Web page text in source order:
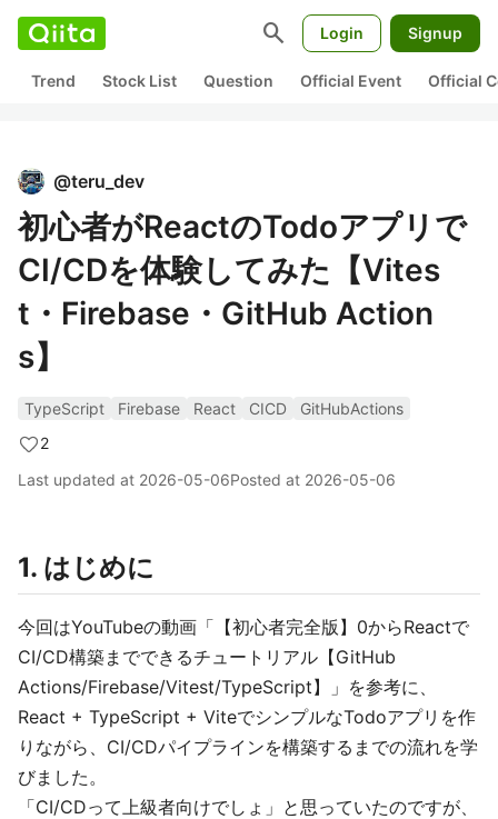
search Login Signup
Trend Stock List Question Official Event Official
@teru_dev
初心者がReactのTodoアプリで
CI/CDを体験してみた【Vites
t・Firebase・GitHub Action
s】
TypeScript Firebase React CICD
GitHubActions
2
Last updated at 2026-05-06Posted at 2026-05-06
1. はじめに
今回はYouTubeの動画「【初心者完全版】0からReactで
CI/CD構築までできるチュートリアル【GitHub
Actions/Firebase/Vitest/TypeScript】」を参考に、
React + TypeScript + ViteでシンプルなTodoアプリを作
りながら、CI/CDパイプラインを構築するまでの流れを学
びました。
「CI/CDって上級者向けでしょ」と思っていたのですが、